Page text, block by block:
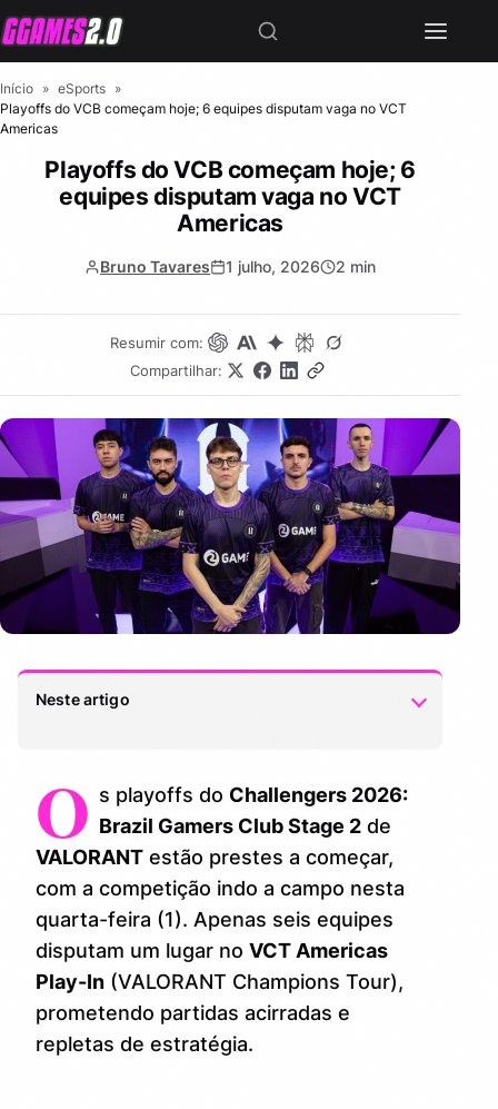
Início » eSports »
Playoffs do VCB começam hoje; 6 equipes disputam vaga no VCT
Americas
Playoffs do VCB começam hoje; 6
equipes disputam vaga no VCT
Americas
Bruno Tavares 1 julho, 2026 2 min
Resumir com:
Compartilhar:
Neste artigo
2. Abertura dos Jogos
Expectativas para o Torneio
4. Considerações Finais
O s playoffs do Challengers 2026:
Brazil Gamers Club Stage 2de
VALORANT estão prestes a começar,
com a competição indo a campo nesta
quarta-feira (1). Apenas seis equipes
disputam um lugar no VCT Americas
Play-In (VALORANT Champions Tour),
prometendo partidas acirradas e
repletas de estratégia.